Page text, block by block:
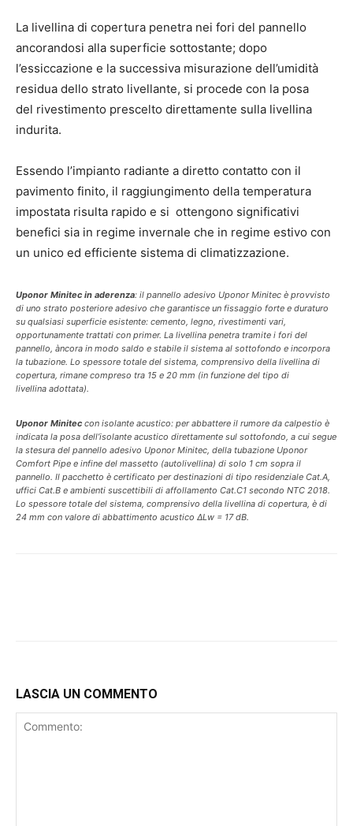
La livellina di copertura penetra nei fori del pannello
ancorandosi alla superficie sottostante; dopo
l’essiccazione e la successiva misurazione dell’umidità
residua dello strato livellante, si procede con la posa
del rivestimento prescelto direttamente sulla livellina
indurita.
Essendo l’impianto radiante a diretto contatto con il
pavimento finito, il raggiungimento della temperatura
impostata risulta rapido e si ottengono significativi
benefici sia in regime invernale che in regime estivo con
un unico ed efficiente sistema di climatizzazione.
Uponor Minitec in aderenza: il pannello adesivo Uponor Minitec è provvisto
di uno strato posteriore adesivo che garantisce un fissaggio forte e duraturo
su qualsiasi superficie esistente: cemento, legno, rivestimenti vari,
opportunamente trattati con primer. La livellina penetra tramite i fori del
pannello, àncora in modo saldo e stabile il sistema al sottofondo e incorpora
la tubazione. Lo spessore totale del sistema, comprensivo della livellina di
copertura, rimane compreso tra 15 e 20 mm (in funzione del tipo di
livellina adottata).
Uponor Minitec con isolante acustico: per abbattere il rumore da calpestio è
indicata la posa dell’isolante acustico direttamente sul sottofondo, a cui segue
la stesura del pannello adesivo Uponor Minitec, della tubazione Uponor
Comfort Pipe e infine del massetto (autolivellina) di solo 1 cm sopra il
pannello. Il pacchetto è certificato per destinazioni di tipo residenziale Cat.A,
uffici Cat.B e ambienti suscettibili di affollamento Cat.C1 secondo NTC 2018.
Lo spessore totale del sistema, comprensivo della livellina di copertura, è di
24 mm con valore di abbattimento acustico ΔLw = 17 dB.
LASCIA UN COMMENTO